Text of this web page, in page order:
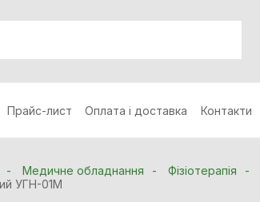
Прайс-лист Оплата і доставка Контакти
Медичне обладнання Фізіотерапія
УГН-01М